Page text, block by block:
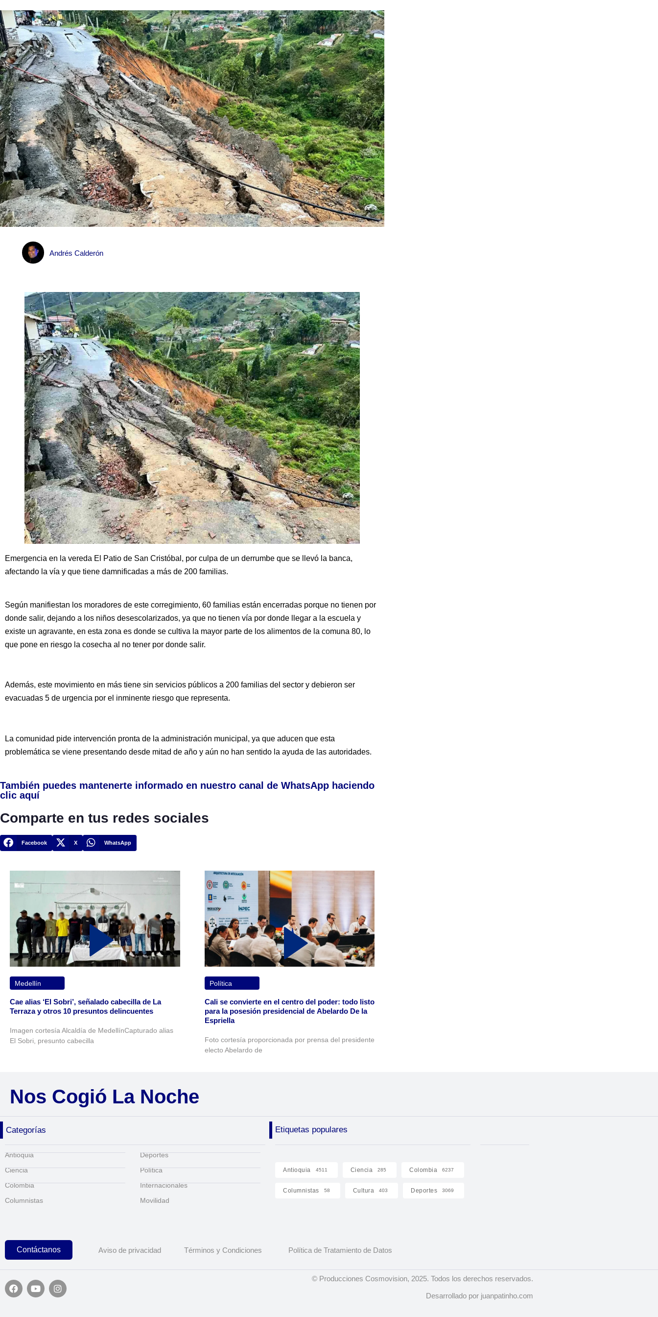
Andrés Calderón
Emergencia en la vereda El Patio de San Cristóbal, por culpa de un derrumbe que se llevó la banca,
afectando la vía y que tiene damnificadas a más de 200 familias.
Según manifiestan los moradores de este corregimiento, 60 familias están encerradas porque no tienen por
donde salir, dejando a los niños desescolarizados, ya que no tienen vía por donde llegar a la escuela y
existe un agravante, en esta zona es donde se cultiva la mayor parte de los alimentos de la comuna 80, lo
que pone en riesgo la cosecha al no tener por donde salir.
Además, este movimiento en más tiene sin servicios públicos a 200 familias del sector y debieron ser
evacuadas 5 de urgencia por el inminente riesgo que representa.
La comunidad pide intervención pronta de la administración municipal, ya que aducen que esta
problemática se viene presentando desde mitad de año y aún no han sentido la ayuda de las autoridades.
También puedes mantenerte informado en nuestro canal de WhatsApp haciendo
clic aquí
Comparte en tus redes sociales
Facebook X WhatsApp
Medellín
Cae alias ‘El Sobri’, señalado cabecilla de La
Terraza y otros 10 presuntos delincuentes
Imagen cortesía Alcaldía de MedellínCapturado alias
El Sobri, presunto cabecilla
Política
Cali se convierte en el centro del poder: todo listo
para la posesión presidencial de Abelardo De la
Espriella
Foto cortesía proporcionada por prensa del presidente
electo Abelardo de
Nos Cogió La Noche
Categorías Etiquetas populares
Antioquia
Ciencia
Colombia
Columnistas
Deportes
Política
Internacionales
Movilidad
Antioquia 4511 Ciencia 285 Colombia 6237
Columnistas 58 Cultura 403 Deportes 3069
Contáctanos Aviso de privacidad Términos y Condiciones Política de Tratamiento de Datos
© Producciones Cosmovision, 2025. Todos los derechos reservados.
Desarrollado por juanpatinho.com